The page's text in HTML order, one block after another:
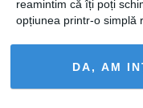
reamintim că îți poți
opțiunea printr-o simplă
DA, AM